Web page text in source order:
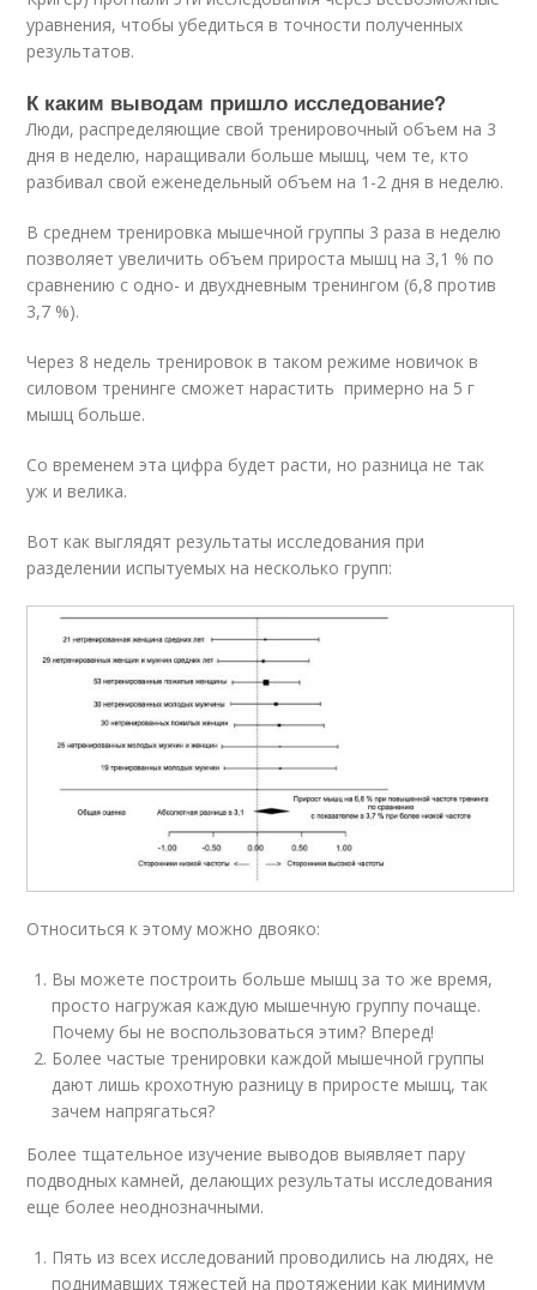
уравнения, чтобы убедиться в точности полученных
результатов.
К каким выводам пришло исследование?
Люди, распределяющие свой тренировочный объем на 3
дня в неделю, наращивали больше мышц, чем те, кто
разбивал свой еженедельный объем на 1-2 дня в неделю.
В среднем тренировка мышечной группы 3 раза в неделю
позволяет увеличить объем прироста мышц на 3,1 % по
сравнению с одно- и двухдневным тренингом (6,8 против
3,7 %).
Через 8 недель тренировок в таком режиме новичок в
силовом тренинге сможет нарастить примерно на 5 г
мышц больше.
Со временем эта цифра будет расти, но разница не так
уж и велика.
Вот как выглядят результаты исследования при
разделении испытуемых на несколько групп:
Относиться к этому можно двояко:
Вы можете построить больше мышц за то же время,
просто нагружая каждую мышечную группу почаще.
Почему бы не воспользоваться этим? Вперед!
Более частые тренировки каждой мышечной группы
дают лишь крохотную разницу в приросте мышц, так
зачем напрягаться?
Более тщательное изучение выводов выявляет пару
подводных камней, делающих результаты исследования
еще более неоднозначными.
Пять из всех исследований проводились на людях, не
поднимавших тяжестей на протяжении как минимум